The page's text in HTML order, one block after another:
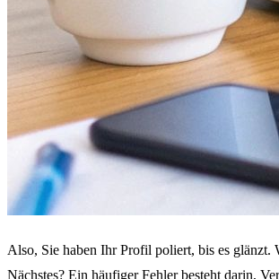
Also, Sie haben Ihr Profil poliert, bis es glänzt.
Nächstes? Ein häufiger Fehler besteht darin,